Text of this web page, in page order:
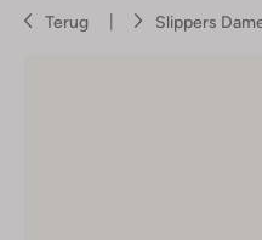
Terug Slippers